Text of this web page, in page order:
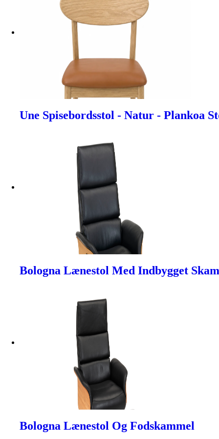
Une Spisebordsstol - Natur - Plankoa
Bologna Lænestol Med Indbygget
Bologna Lænestol Og Fodskammel